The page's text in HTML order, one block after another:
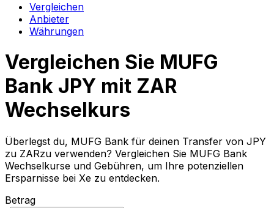
Vergleichen
Anbieter
Währungen
Vergleichen Sie MUFG
Bank JPY mit ZAR
Wechselkurs
Überlegst du, MUFG Bank für deinen Transfer von JPY
zu ZARzu verwenden? Vergleichen Sie MUFG Bank
Wechselkurse und Gebühren, um Ihre potenziellen
Ersparnisse bei Xe zu entdecken.
Betrag